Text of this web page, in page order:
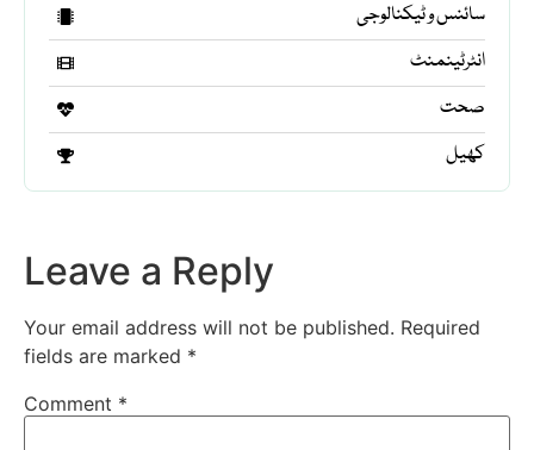
سائنس و ٹیکنالوجی
انٹرٹینمنٹ
صحت
کھیل
Leave a Reply
Your email address will not be published. Required
fields are marked *
Comment *